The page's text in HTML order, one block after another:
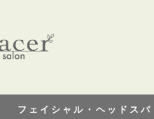
フェイシャル・ヘッドスパ